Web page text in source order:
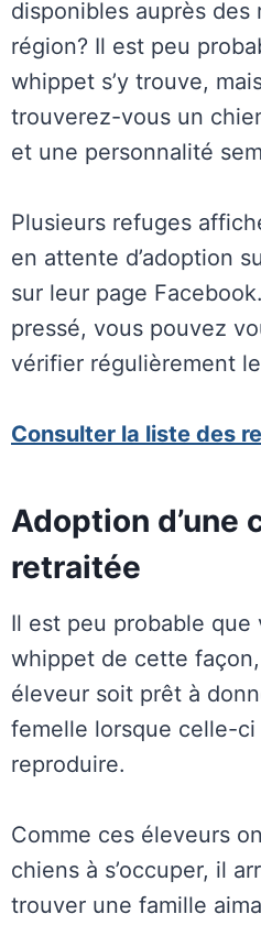
disponibles auprès des
région? Il est peu
whippet s’y trouve,
trouverez-vous un
et une personnalité
Plusieurs refuges
en attente d’adoption
sur leur page
pressé, vous pouvez
vérifier régulièrement
Consulter la liste des
Adoption d’une
retraitée
Il est peu probable
whippet de cette façon,
éleveur soit prêt à
femelle lorsque celle-
reproduire.
Comme ces éleveurs
chiens à s’occuper, il
trouver une famille